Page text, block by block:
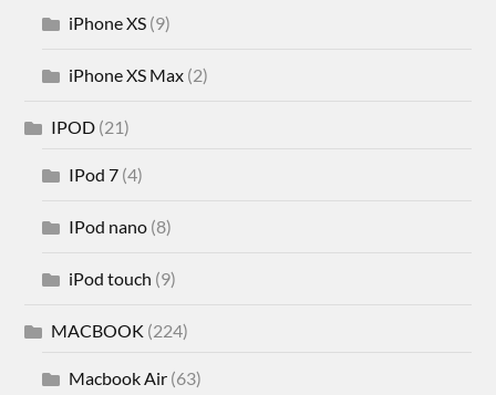
iPhone XS (9)
iPhone XS Max (2)
IPOD (21)
IPod 7 (4)
IPod nano (8)
iPod touch (9)
MACBOOK (224)
Macbook Air (63)